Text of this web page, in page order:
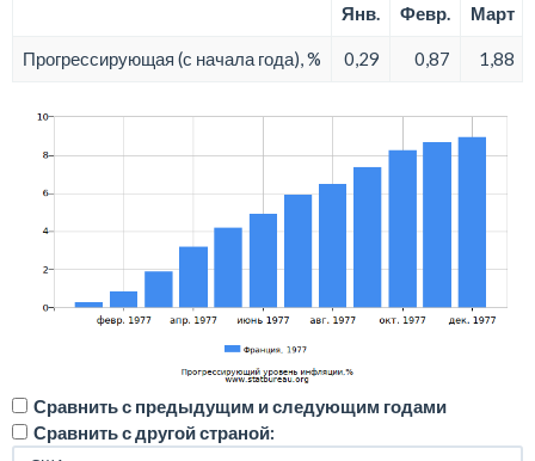
Янв. Февр. Март
Прогрессирующая (с начала года), % 0,29 0,87 1,88
Сравнить с предыдущим и следующим годами
Сравнить с другой страной: